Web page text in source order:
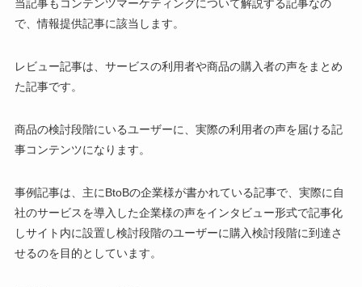
当記事もコンテンツマーケティングについて解説する記事なの
で、情報提供記事に該当します。
レビュー記事は、サービスの利用者や商品の購入者の声をまとめ
た記事です。
商品の検討段階にいるユーザーに、実際の利用者の声を届ける記
事コンテンツになります。
事例記事は、主にBtoBの企業様が書かれている記事で、実際に自
社のサービスを導入した企業様の声をインタビュー形式で記事化
しサイト内に設置し検討段階のユーザーに購入検討段階に到達さ
せるのを目的としています。